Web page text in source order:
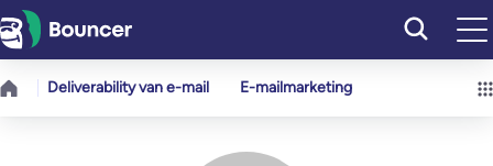
Ga
naar
de
Deliverability van e-mail E-mailmarketing